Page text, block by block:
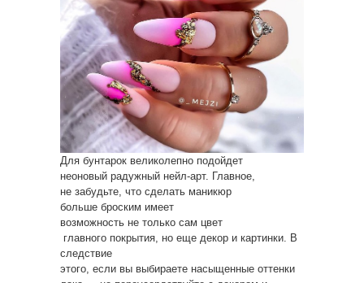
Для бунтарок великолепно подойдет
неоновый радужный нейл-арт. Главное,
не забудьте, что сделать маникюр
больше броским имеет
возможность не только сам цвет
главного покрытия, но еще декор и картинки. В
следствие
этого, если вы выбираете насыщенные оттенки